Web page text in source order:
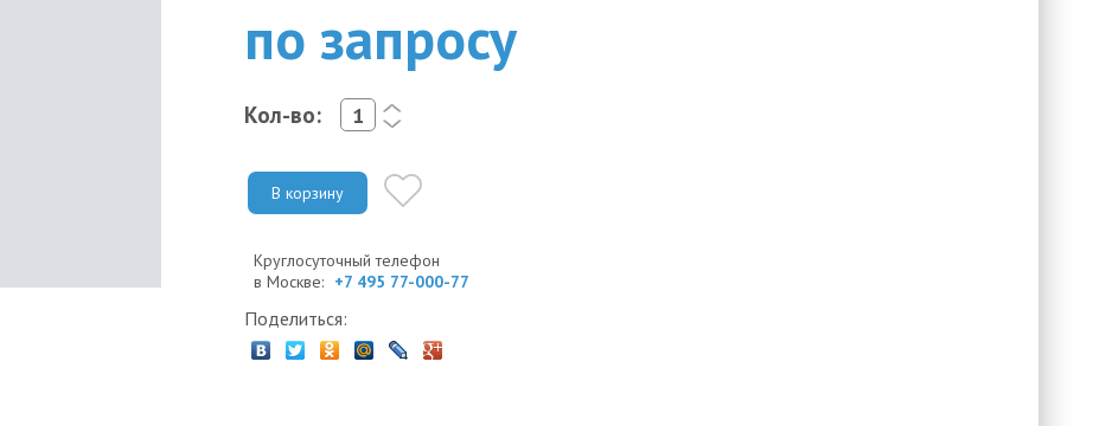
по запросу
Кол-во:
<
>
В корзину
Круглосуточный телефон
в Москве: +7 495 77-000-77
Поделиться: